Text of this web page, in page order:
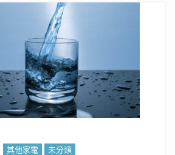
其他家電 未分類